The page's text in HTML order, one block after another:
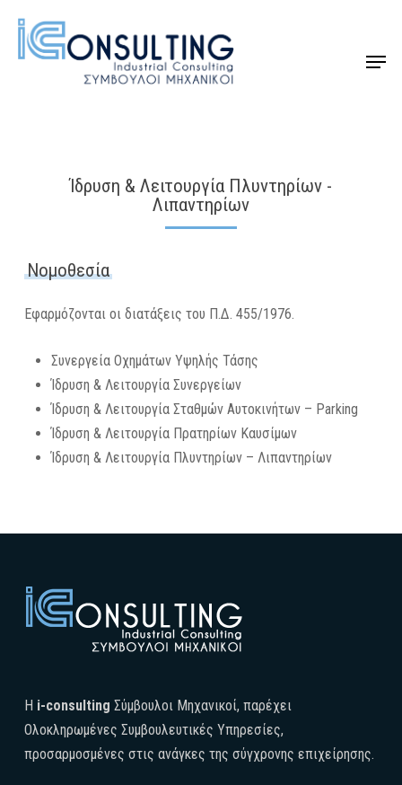
main
Menu
Ίδρυση & Λειτουργία Πλυντηρίων -
Λιπαντηρίων
Νομοθεσία
Εφαρμόζονται οι διατάξεις του Π.Δ. 455/1976.
Συνεργεία Οχημάτων Υψηλής Τάσης
Ίδρυση & Λειτουργία Συνεργείων
Ίδρυση & Λειτουργία Σταθμών Αυτοκινήτων – Parking
Ίδρυση & Λειτουργία Πρατηρίων Καυσίμων
Ίδρυση & Λειτουργία Πλυντηρίων – Λιπαντηρίων
H i-consulting Σύμβουλοι Μηχανικοί, παρέχει
Ολοκληρωμένες Συμβουλευτικές Υπηρεσίες,
προσαρμοσμένες στις ανάγκες της σύγχρονης επιχείρησης.
Close